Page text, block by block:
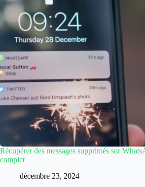
Récupérer des messages supprimés sur
complet
décembre 23, 2024